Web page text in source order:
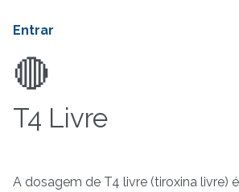
Entrar
🔴
T4 Livre
A dosagem de T4 livre (tiroxina livre)